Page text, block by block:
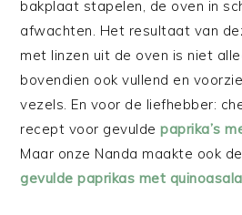
bakplaat stapelen, de oven in
afwachten. Het resultaat van
met linzen uit de oven is niet
bovendien ook vullend en
vezels. En voor de liefhebber:
recept voor gevuldepaprika’s
Maar onze Nanda maakte ook
gevulde paprikas met